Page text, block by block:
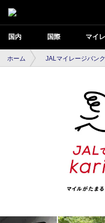
国内 国際 マイ
ホーム JALマイレージバンク